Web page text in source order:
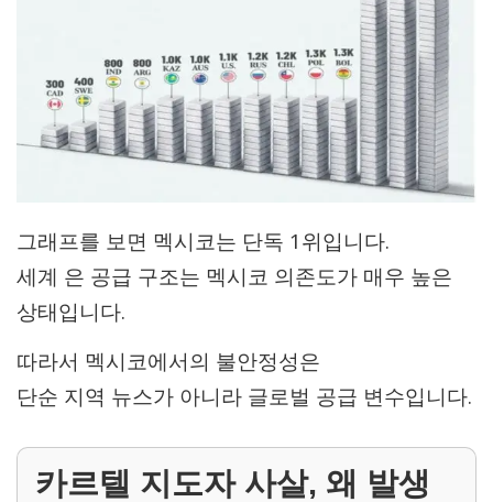
그래프를 보면 멕시코는 단독 1위입니다.
세계 은 공급 구조는 멕시코 의존도가 매우 높은
상태입니다.
따라서 멕시코에서의 불안정성은
단순 지역 뉴스가 아니라 글로벌 공급 변수입니다.
카르텔 지도자 사살, 왜 발생